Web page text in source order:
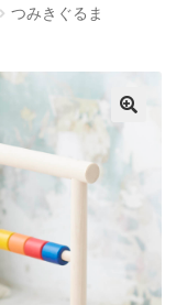
開
ー
を
開
サ
ブ
ニ
を
展
開
つみきぐるま